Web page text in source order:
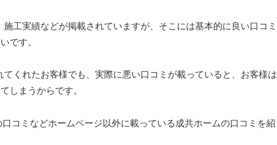
工実績などが掲載されていますが、そこには基本的に良い口コミ
です。
くれたお客様でも、実際に悪い口コミが載っていると、お客様は
しまうからです。
コミなどホームページ以外に載っている成共ホームの口コミを紹